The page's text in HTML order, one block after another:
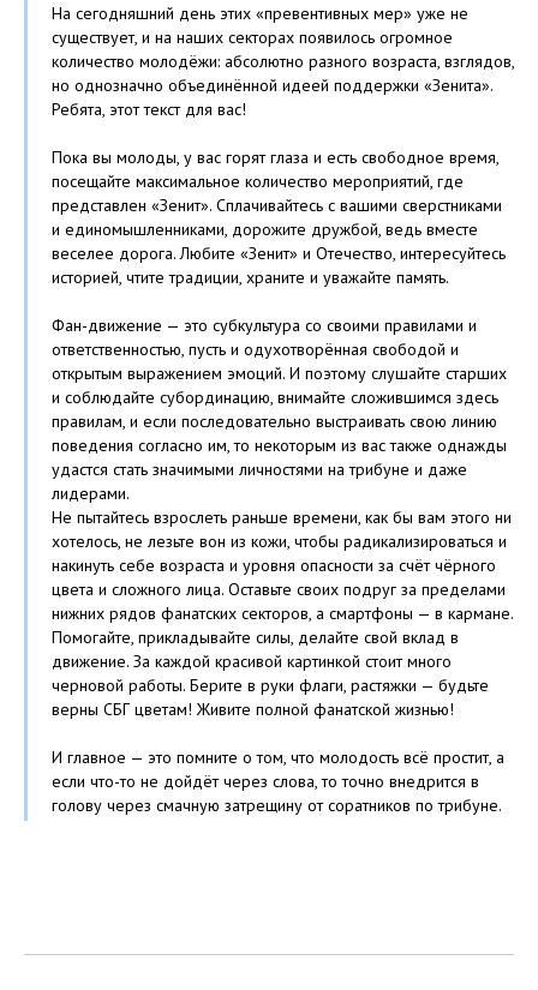
На сегодняшний день этих «превентивных мер» уже не
существует, и на наших секторах появилось огромное
количество молодёжи: абсолютно разного возраста, взглядов,
но однозначно объединённой идеей поддержки «Зенита».
Ребята, этот текст для вас!
Пока вы молоды, у вас горят глаза и есть свободное время,
посещайте максимальное количество мероприятий, где
представлен «Зенит». Сплачивайтесь с вашими сверстниками
и единомышленниками, дорожите дружбой, ведь вместе
веселее дорога. Любите «Зенит» и Отечество, интересуйтесь
историей, чтите традиции, храните и уважайте память.
Фан-движение — это субкультура со своими правилами и
ответственностью, пусть и одухотворённая свободой и
открытым выражением эмоций. И поэтому слушайте старших
и соблюдайте субординацию, внимайте сложившимся здесь
правилам, и если последовательно выстраивать свою линию
поведения согласно им, то некоторым из вас также однажды
удастся стать значимыми личностями на трибуне и даже
лидерами.
Не пытайтесь взрослеть раньше времени, как бы вам этого ни
хотелось, не лезьте вон из кожи, чтобы радикализироваться и
накинуть себе возраста и уровня опасности за счёт чёрного
цвета и сложного лица. Оставьте своих подруг за пределами
нижних рядов фанатских секторов, а смартфоны — в кармане.
Помогайте, прикладывайте силы, делайте свой вклад в
движение. За каждой красивой картинкой стоит много
черновой работы. Берите в руки флаги, растяжки — будьте
верны СБГ цветам! Живите полной фанатской жизнью!
И главное — это помните о том, что молодость всё простит, а
если что-то не дойдёт через слова, то точно внедрится в
голову через смачную затрещину от соратников по трибуне.